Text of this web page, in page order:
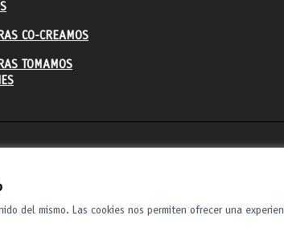
del mismo. Las cookies nos permiten ofrecer una
CO-CREAMOS
TOMAMOS